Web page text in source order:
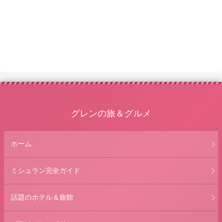
グレンの旅＆グルメ
ホーム
ミシュラン完全ガイド
話題のホテル＆旅館